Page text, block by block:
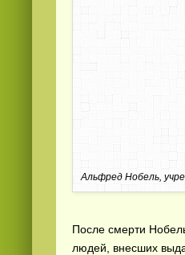
Альфред Нобель,
После смерти
людей, внесших